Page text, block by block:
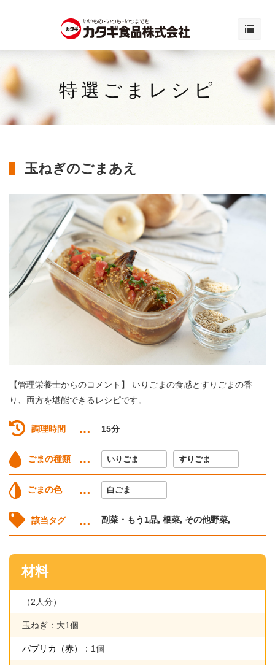
特選ごまレシピ
玉ねぎのごまあえ
【管理栄養士からのコメント】 いりごまの食感とすりごまの香
り、両方を堪能できるレシピです。
調理時間 15分
ごまの種類 いりごま すりごま
ごまの色 白ごま
該当タグ 副菜・もう1品, 根菜, その他野菜,
材料
（2人分）
玉ねぎ：大1個
パプリカ（赤） ：1個